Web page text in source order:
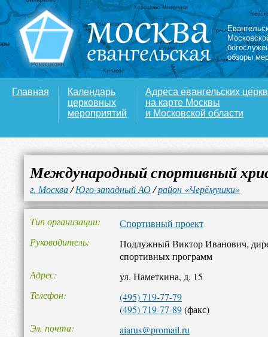
обзоры
Главная
Календарь
церковных
мероприятий
Адреса евангельских
на карте Москвы
и Московской области
Международный спортивный
г. Москва/Юго-западный АО/район «Черёмушки»
Тип организации
Спортивный проект
Руководитель
Подлужный Виктор Иванович,
спортивных программ
Адрес
ул. Наметкина, д. 15
Телефон
(495) 719-77-79
(495) 719-77-89(факс)
Эл. почта
aiarus@promail.ru